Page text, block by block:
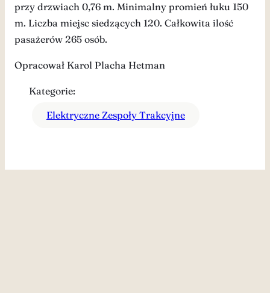
przy drzwiach 0,76 m. Minimalny promień łuku 150
m. Liczba miejsc siedzących 120. Całkowita ilość
pasażerów 265 osób.
Opracował Karol Placha Hetman
Kategorie:
Elektryczne Zespoły Trakcyjne